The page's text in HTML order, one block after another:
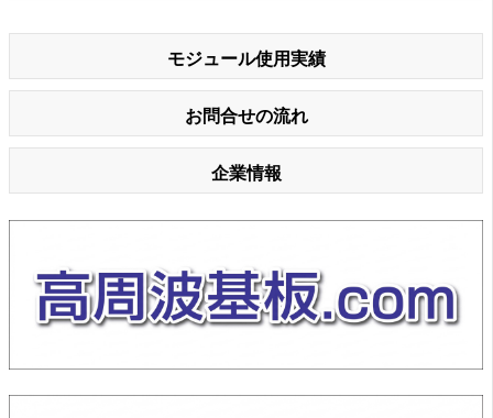
モジュール使用実績
お問合せの流れ
企業情報